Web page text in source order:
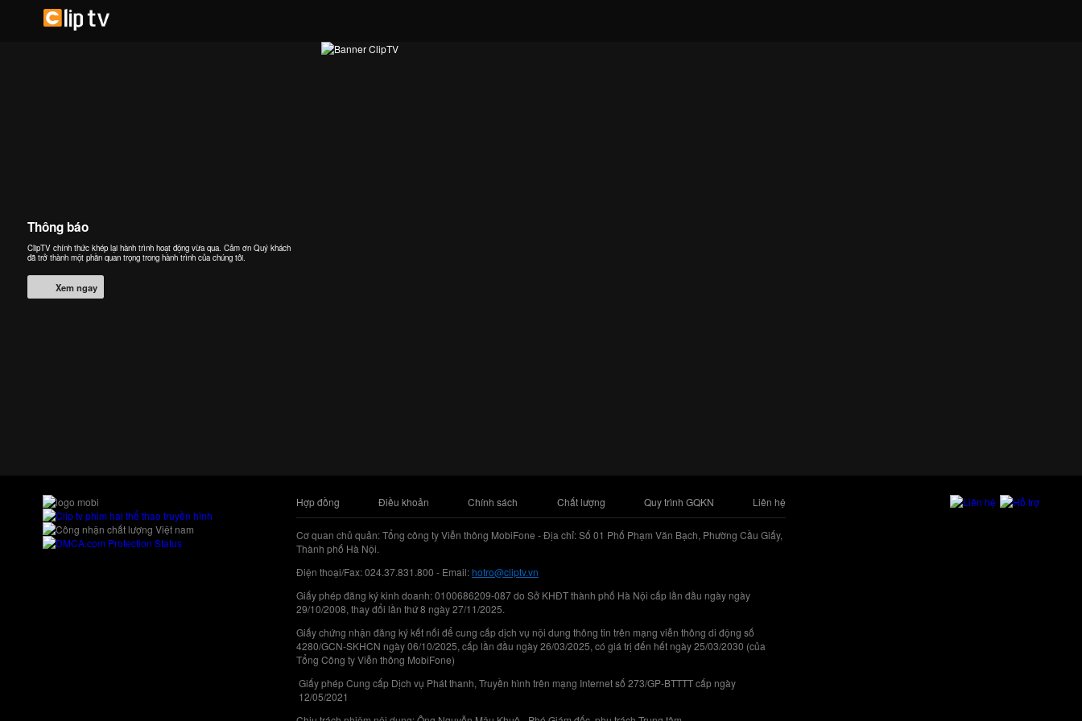
Thông báo
ClipTV chính thức khép lại hành trình hoạt động vừa qua. Cảm ơn Quý khách
đã trở thành một phần quan trọng trong hành trình của chúng tôi.
Xem ngay
Hợp đồng Điều khoản Chính sách Chất lượng Quy trình GQKN Liên hệ
Cơ quan chủ quản: Tổng công ty Viễn thông MobiFone - Địa chỉ: Số 01 Phố Phạm Văn Bạch, Phường Cầu Giấy,
Thành phố Hà Nội.
Điện thoại/Fax: 024.37.831.800 - Email:hotro@cliptv.vn
Giấy phép đăng ký kinh doanh: 0100686209-087 do Sở KHĐT thành phố Hà Nội cấp lần đầu ngày ngày
29/10/2008, thay đổi lần thứ 8 ngày 27/11/2025.
Giấy chứng nhận đăng ký kết nối để cung cấp dịch vụ nội dung thông tin trên mạng viễn thông di động số
4280/GCN-SKHCN ngày 06/10/2025, cấp lần đầu ngày 26/03/2025, có giá trị đến hết ngày 25/03/2030 (của
Tổng Công ty Viễn thông MobiFone)
Giấy phép Cung cấp Dịch vụ Phát thanh, Truyền hình trên mạng Internet số 273/GP-BTTTT cấp ngày
12/05/2021